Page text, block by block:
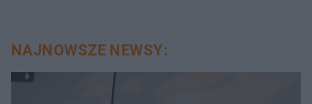
NAJNOWSZE NEWSY: